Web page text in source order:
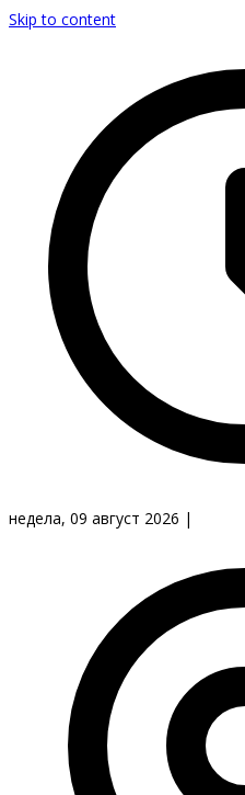
Skip to content
недела, 09 август 2026 |